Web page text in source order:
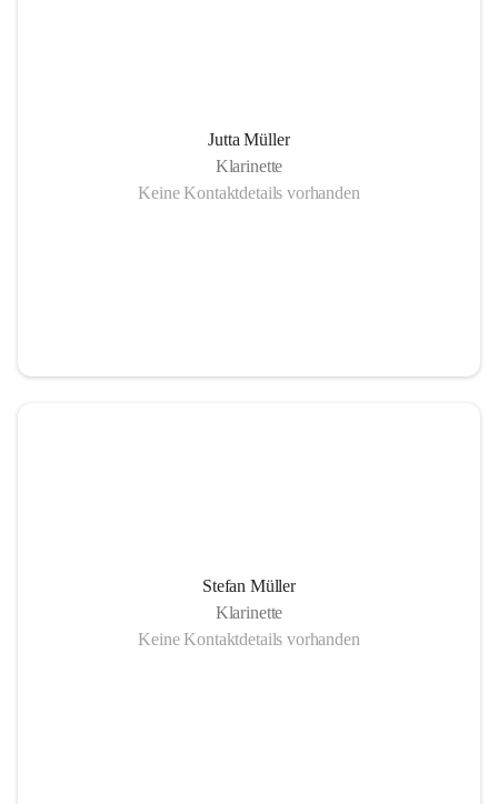
Jutta Müller
Klarinette
Keine Kontaktdetails vorhanden
Stefan Müller
Klarinette
Keine Kontaktdetails vorhanden